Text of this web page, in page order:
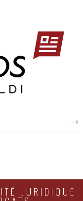
JURIDIQUE